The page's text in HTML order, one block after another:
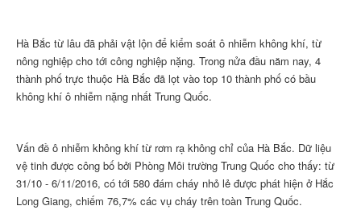
Hà Bắc từ lâu đã phải vật lộn để kiểm soát ô nhiễm không khí, từ
nông nghiệp cho tới công nghiệp nặng. Trong nửa đầu năm nay, 4
thành phố trực thuộc Hà Bắc đã lọt vào top 10 thành phố có bầu
không khí ô nhiễm nặng nhất Trung Quốc.
Vấn đề ô nhiễm không khí từ rơm rạ không chỉ của Hà Bắc. Dữ liệu
vệ tinh được công bố bởi Phòng Môi trường Trung Quốc cho thấy: từ
31/10 - 6/11/2016, có tới 580 đám cháy nhỏ lẻ được phát hiện ở Hắc
Long Giang, chiếm 76,7% các vụ cháy trên toàn Trung Quốc.